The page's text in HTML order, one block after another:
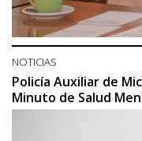
NOTICIAS
Policía Auxiliar de
Minuto de Salud